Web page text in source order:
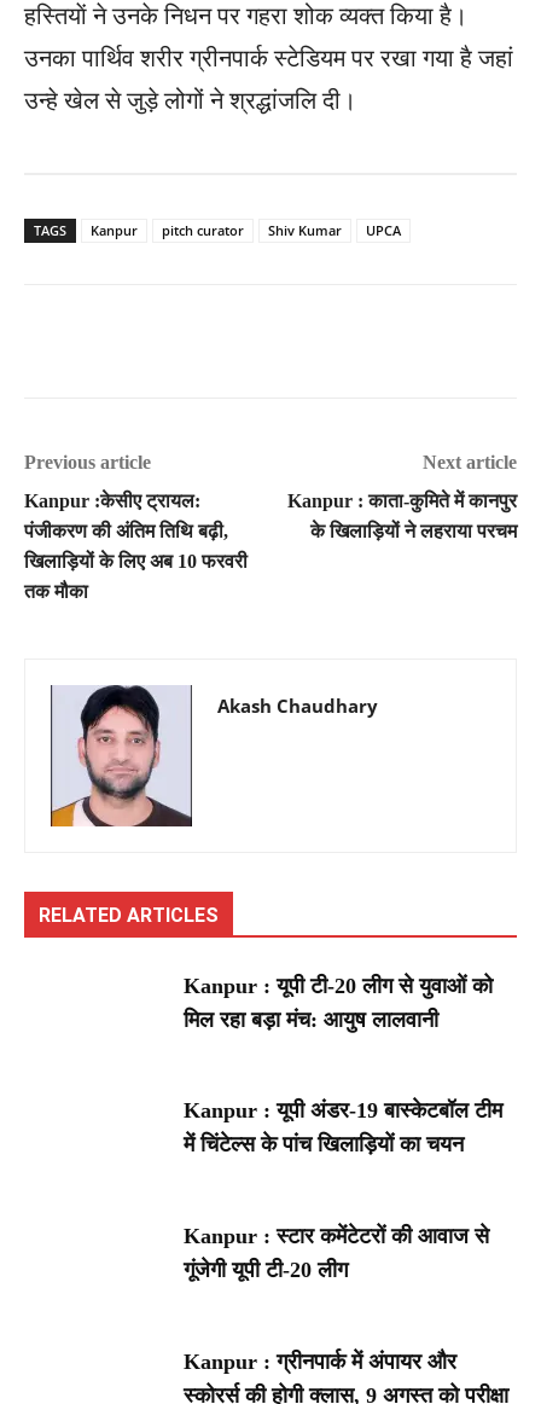
हस्तियाें ने उनके निधन पर गहरा शोक व्यक्त किया है।
उनका पार्थिव शरीर ग्रीनपार्क स्टेडियम पर रखा गया है जहां
उन्हे खेल से जुड़े लोगों ने श्रद्धांजलि दी।
TAGS Kanpur pitch curator Shiv Kumar UPCA
Previous article
Kanpur :केसीए ट्रायल:
पंजीकरण की अंतिम तिथि बढ़ी,
खिलाड़ियों के लिए अब 10 फरवरी
तक मौका
Next article
Kanpur : काता-कुमिते में कानपुर
के खिलाड़ियों ने लहराया परचम
Akash Chaudhary
RELATED ARTICLES
Kanpur : यूपी टी-20 लीग से युवाओं को
मिल रहा बड़ा मंच: आयुष लालवानी
Kanpur : यूपी अंडर-19 बास्केटबॉल टीम
में चिंटेल्स के पांच खिलाड़ियों का चयन
Kanpur : स्टार कमेंटेटरों की आवाज से
गूंजेगी यूपी टी-20 लीग
Kanpur : ग्रीनपार्क में अंपायर और
स्कोरर्स की होगी क्लास, 9 अगस्त को परीक्षा